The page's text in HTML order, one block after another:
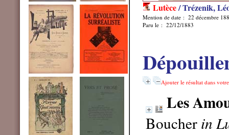
Lutèce/ Trézenik,
Mention de date : 22 décembre
Paru le : 22/12/1883
Ajouter le résultat dans
Les
Boucher in